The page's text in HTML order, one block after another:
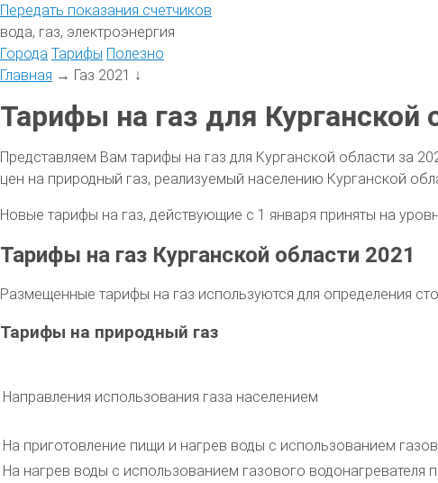
Передать показания счетчиков
вода, газ, электроэнергия
Города Тарифы Полезно
Главная → Газ 2021 ↓
Тарифы на газ для Курганской
Представляем Вам тарифы на газ для Курганской области за
цен на природный газ, реализуемый населению Курганской
Новые тарифы на газ, действующие с 1 января приняты на
Тарифы на газ Курганской области 2021
Размещенные тарифы на газ используются для определения
Тарифы на природный газ
Направления использования газа населением
На приготовление пищи и нагрев воды с использованием
На нагрев воды с использованием газового водонагревателя